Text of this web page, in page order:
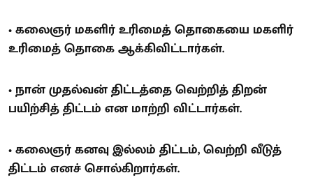
• கலைஞர் மகளிர் உரிமைத் தொகையை மகளிர்
உரிமைத் தொகை ஆக்கிவிட்டார்கள்.
• நான் முதல்வன் திட்டத்தை வெற்றித் திறன்
பயிற்சித் திட்டம் என மாற்றி விட்டார்கள்.
• கலைஞர் கனவு இல்லம் திட்டம், வெற்றி வீடுத்
திட்டம் எனச் சொல்கிறார்கள்.